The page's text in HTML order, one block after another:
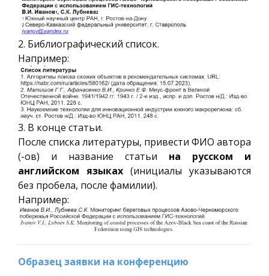
2. Библиографический список.
Например:
3. В конце статьи.
После списка литературы, привести ФИО автора
(-ов) и название статьи на русском и
английском языках (инициалы указываются
без пробела, после фамилии).
Например:
Образец заявки на конференцию